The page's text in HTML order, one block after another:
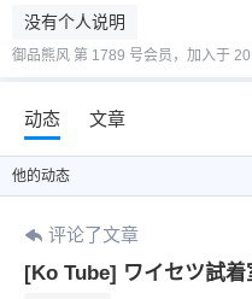
没有个人说明
御品熊风 第 1789 号会员，加入于
动态 文章
他的动态
评论了文章
[Ko Tube] ワイセツ試